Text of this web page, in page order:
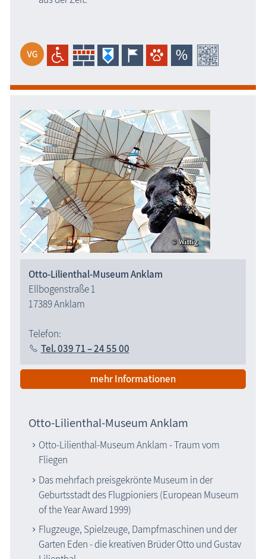
Otto-Lilienthal-Museum Anklam
Ellbogenstraße 1
17389 Anklam
Telefon:
Tel. 039 71 – 24 55 00
mehr Informationen
Otto-Lilienthal-Museum Anklam
Otto-Lilienthal-Museum Anklam - Traum vom
Fliegen
Das mehrfach preisgekrönte Museum in der
Geburtsstadt des Flugpioniers (European Museum
of the Year Award 1999)
Flugzeuge, Spielzeuge, Dampfmaschinen und der
Garten Eden - die kreativen Brüder Otto und Gustav